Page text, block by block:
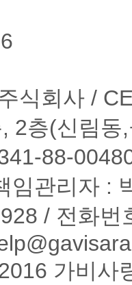
식회사 /
2층(신림동
88-
임관리자 :
/ 전화
가비사